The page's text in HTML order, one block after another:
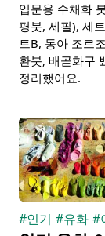
입문용 수채화
평붓, 세필), 세
트B, 동아 조르
환붓, 배곧화구
정리했어요.
#인기 #유화 #